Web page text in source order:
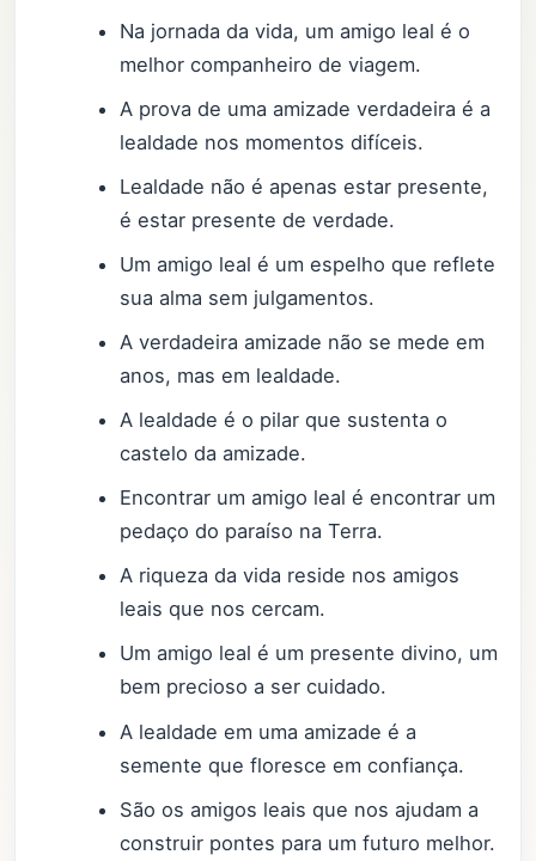
Na jornada da vida, um amigo leal é o
melhor companheiro de viagem.
A prova de uma amizade verdadeira é a
lealdade nos momentos difíceis.
Lealdade não é apenas estar presente,
é estar presente de verdade.
Um amigo leal é um espelho que reflete
sua alma sem julgamentos.
A verdadeira amizade não se mede em
anos, mas em lealdade.
A lealdade é o pilar que sustenta o
castelo da amizade.
Encontrar um amigo leal é encontrar um
pedaço do paraíso na Terra.
A riqueza da vida reside nos amigos
leais que nos cercam.
Um amigo leal é um presente divino, um
bem precioso a ser cuidado.
A lealdade em uma amizade é a
semente que floresce em confiança.
São os amigos leais que nos ajudam a
construir pontes para um futuro melhor.